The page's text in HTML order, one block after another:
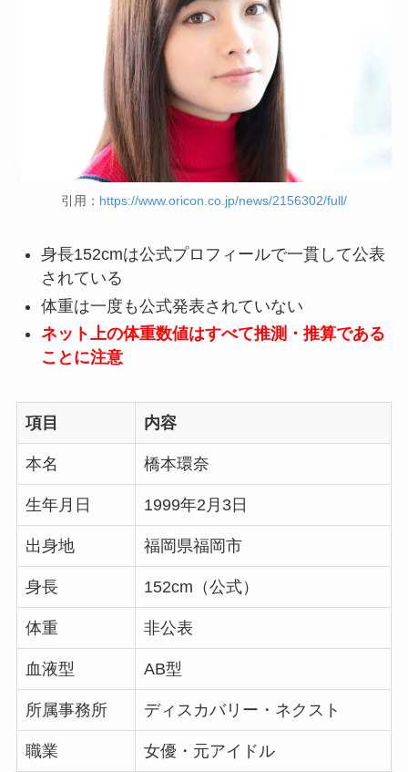
引用： https://www.oricon.co.jp/news/2156302/full/
身長152cmは公式プロフィールで一貫して公表
されている
体重は一度も公式発表されていない
ネット上の体重数値はすべて推測・推算である
ことに注意
項目 内容
本名 橋本環奈
生年月日 1999年2月3日
出身地 福岡県福岡市
身長 152cm（公式）
体重 非公表
血液型 AB型
所属事務所 ディスカバリー・ネクスト
職業 女優・元アイドル